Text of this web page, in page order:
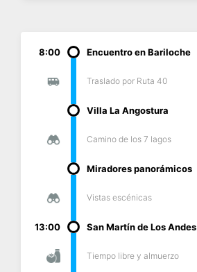
8:00 Encuentro en Bariloche
Traslado por Ruta 40
Villa La Angostura
Camino de los 7 lagos
Miradores panorámicos
Vistas escénicas
13:00 San Martín de Los Andes
Tiempo libre y almuerzo